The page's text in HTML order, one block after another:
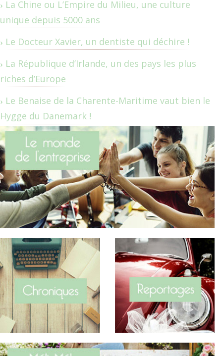
La Chine ou L’Empire du Milieu, une culture
unique depuis 5000 ans
Le Docteur Xavier, un dentiste qui déchire !
La République d’Irlande, un des pays les plus
riches d’Europe
Le Benaise de la Charente-Maritime vaut bien le
Hygge du Danemark !